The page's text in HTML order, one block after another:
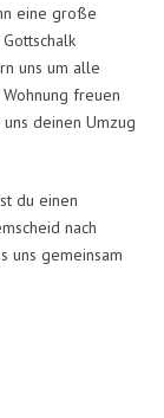
eine große
uns um alle
freuen
deinen Umzug
du einen
nach
uns gemeinsam